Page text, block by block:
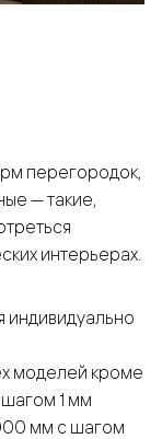
перегородок,
— такие,
интерьерах.
индивидуально
моделей кроме
1 мм
мм с шагом